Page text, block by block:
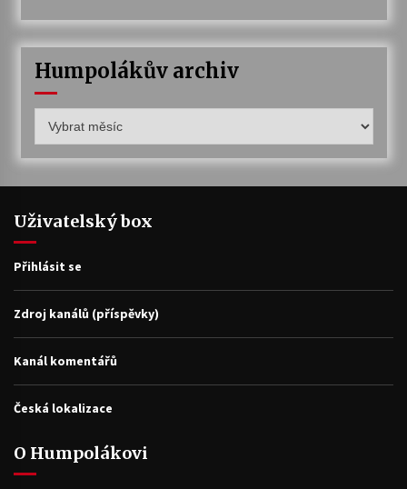
Humpolákův archiv
archiv
Uživatelský box
Přihlásit se
Zdroj kanálů (příspěvky)
Kanál komentářů
Česká lokalizace
O Humpolákovi